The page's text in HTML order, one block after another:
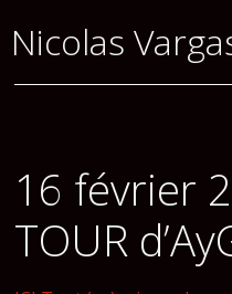
Nicolas
16 février
TOUR